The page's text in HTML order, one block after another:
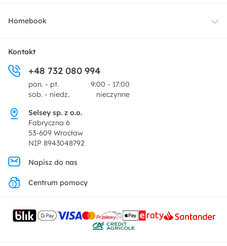
Dekoracje i akcesoria
Promocje
Dostawa
Zwroty
Pytania i odpowiedzi
Homebook
O nas
Centrum prasowe
Regulamin
Polityka prywatności
Ustawienia prywatności
Kontakt
Kontakt
+48 732 080 994
pon. - pt.
9:00 - 17:00
sob. - niedz.
nieczynne
Selsey sp. z o.o.
Fabryczna 6
53-609 Wrocław
NIP 8943048792
Napisz do nas
Centrum pomocy